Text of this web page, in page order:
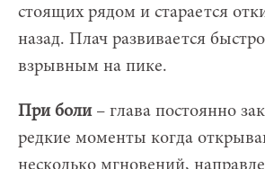
стоящих рядом и старается
назад. Плач развивается
взрывным на пике.
При боли– глава постоянно
редкие моменты когда
несколько мгновений,